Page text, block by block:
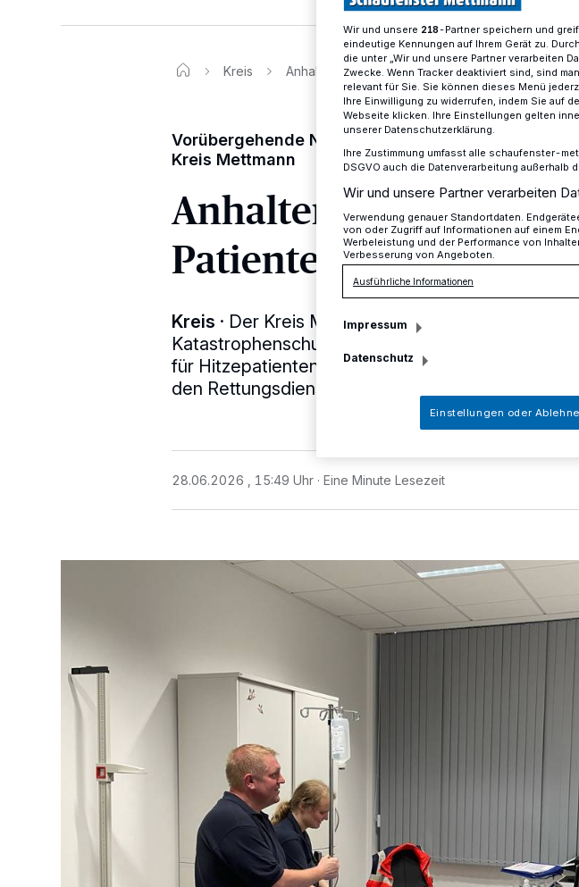
Kreis Anhaltende Hitze erhöht Patientenaufkommen
Vorübergehende Notfallversorgungsstelle entlastet
Kreis Mettmann
Anhaltende Hitze
Patientenaufkommen
Kreis · Der Kreis Mettmann hat mit Hilfe des DRK
Katastrophenschutzes eine vorübergehende
für Hitzepatienten eingerichtet, um umliegende
den Rettungsdienst zu entlasten.
28.06.2026 , 15:49 Uhr Eine Minute Lesezeit
Wir und unsere 218-Partner speichern und
eindeutige Kennungen auf Ihrem Gerät zu.
die unter „Wir und unsere Partner verarbeiten
Zwecke. Wenn Tracker deaktiviert sind, sind
relevant für Sie. Sie können dieses Menü
Ihre Einwilligung zu widerrufen, indem Sie auf
Webseite klicken. Ihre Einstellungen gelten
unserer Datenschutzerklärung.
Ihre Zustimmung umfasst alle schaufenster-
DSGVO auch die Datenverarbeitung außerhalb
Wir und unsere Partner verarbeiten
Verwendung genauer Standortdaten.
von oder Zugriff auf Informationen auf einem
Werbeleistung und der Performance von
Verbesserung von Angeboten.
Ausführliche Informationen
Impressum
Datenschutz
Einstellungen oder